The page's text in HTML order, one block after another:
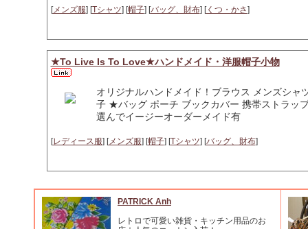
[メンズ服] [Tシャツ] [帽子] [バッグ、財布] [くつ・かさ]
★To Live Is To Love★ハンドメイド・洋服帽子小物
オリジナルハンドメイド！ブラウス メンズシ
子 ★バッグ ポーチ ブックカバー 携帯ストラ
選んでイージーオーダーメイド有
[レディース服] [メンズ服] [帽子] [Tシャツ] [バッグ、財布]
PATRICK Anh
レトロで可愛い雑貨・キッチン用品のお